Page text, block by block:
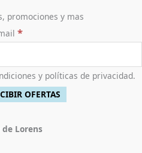
promociones y mas
*
y políticas de privacidad.
de Lorens